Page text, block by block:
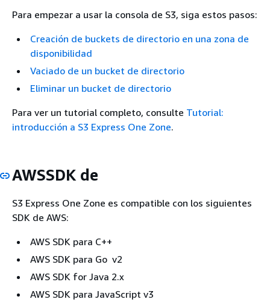
Para empezar a usar la consola de S3, siga estos pasos:
Creación de buckets de directorio en una zona de
disponibilidad
Vaciado de un bucket de directorio
Eliminar un bucket de directorio
Para ver un tutorial completo, consulte Tutorial:
introducción a S3 Express One Zone.
AWSSDK de
S3 Express One Zone es compatible con los siguientes
SDK de AWS:
AWS SDK para C++
AWS SDK para Go v2
AWS SDK for Java 2.x
AWS SDK para JavaScript v3